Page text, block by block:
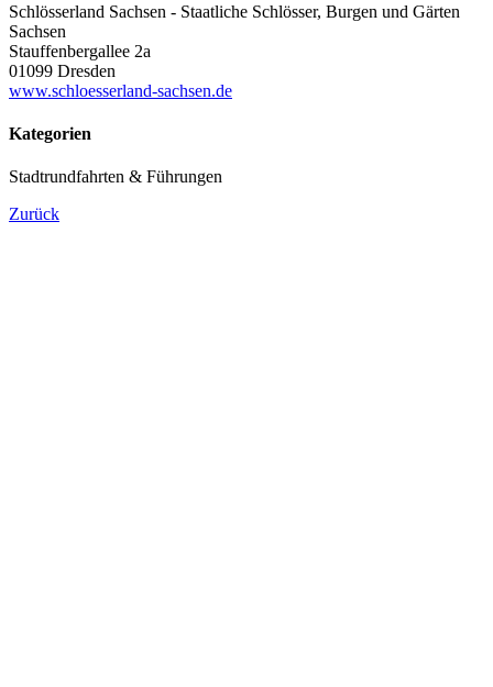
Schlösserland Sachsen - Staatliche Schlösser, Burgen und Gärten
Sachsen
Stauffenbergallee 2a
01099 Dresden
www.schloesserland-sachsen.de
Kategorien
Stadtrundfahrten & Führungen
Zurück